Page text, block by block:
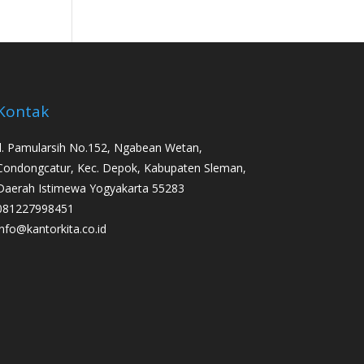
Pamularsih No.152, Ngabean Wetan,
Kec. Depok, Kabupaten Sleman,
Istimewa Yogyakarta 55283